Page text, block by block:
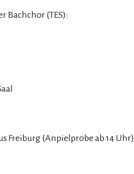
Bachchor (TES):
Freiburg (Anpielprobe ab 14 Uhr)